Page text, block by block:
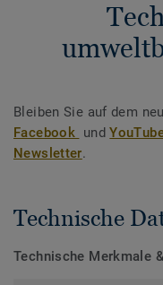
Bleiben Sie auf dem
Facebook und
Newsletter.
Technische
Technische Merkmale